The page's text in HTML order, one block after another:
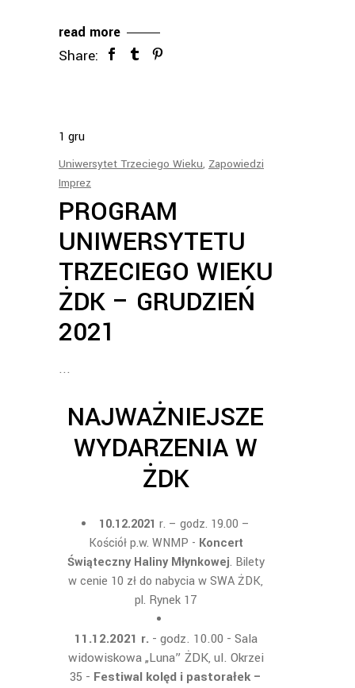
read more
Share:
1 gru
Uniwersytet Trzeciego Wieku, Zapowiedzi
Imprez
PROGRAM
UNIWERSYTETU
TRZECIEGO WIEKU
ŻDK – GRUDZIEŃ
2021
NAJWAŻNIEJSZE
WYDARZENIA W
ŻDK
10.12.2021 r. – godz. 19.00 –
Kościół p.w. WNMP - Koncert
Świąteczny Haliny Młynkowej. Bilety
w cenie 10 zł do nabycia w SWA ŻDK,
pl. Rynek 17
11.12.2021 r.- godz. 10.00 - Sala
widowiskowa „Luna” ŻDK, ul. Okrzei
35 - Festiwal kolęd i pastorałek –